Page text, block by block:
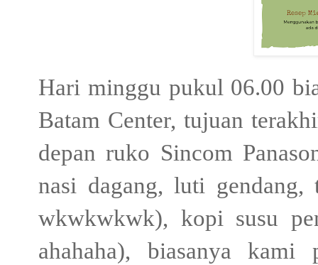
Hari minggu pukul 06.00
Batam Center, tujuan
depan ruko Sincom
nasi dagang, luti gendang,
wkwkwkwk), kopi susu
ahahaha), biasanya